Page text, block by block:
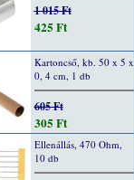
1 015 Ft
425 Ft
Kartoncső, kb. 50 x 5 x
0, 4 cm, 1 db
605 Ft
305 Ft
Ellenállás, 470 Ohm,
10 db